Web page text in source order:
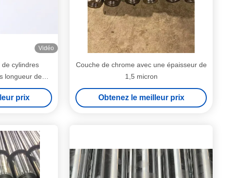
Vidéo
cylindres
longueur de
prix
Couche de chrome avec une épaisseur de
1,5 micron
Obtenez le meilleur prix